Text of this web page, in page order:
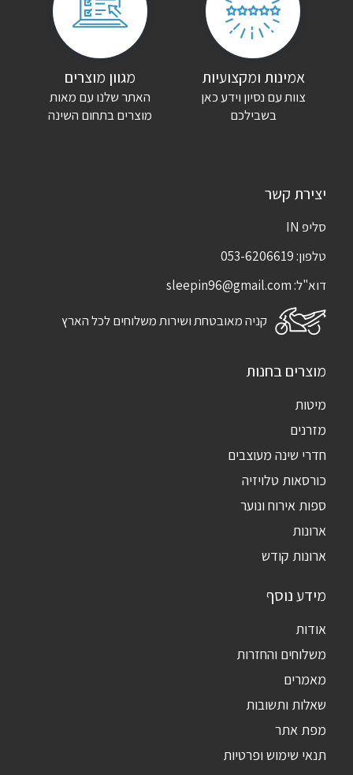
שמור בדפדפן זה את השם, האימייל והאתר שלי לפעם הבאה שאגיב.
אמינות ומקצועיות
צוות עם נסיון וידע כאן
בשבילכם
מגוון מוצרים
האתר שלנו עם מאות
מוצרים בתחום השינה
יצירת קשר
סליפ IN
טלפון:053-6206619
דוא"ל:sleepin96@gmail.com
קניה מאובטחת ושירות משלוחים לכל הארץ
מוצרים בחנות
מיטות
מזרנים
חדרי שינה מעוצבים
כורסאות טלויזיה
ספות אירוח ונוער
ארונות
ארונות קודש
מידע נוסף
אודות
משלוחים והחזרות
מאמרים
שאלות ותשובות
מפת אתר
תנאי שימוש ופרטיות